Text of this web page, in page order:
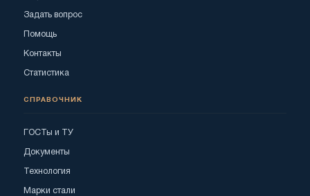
Задать вопрос
Помощь
Контакты
Статистика
СПРАВОЧНИК
ГОСТы и ТУ
Документы
Технология
Марки стали